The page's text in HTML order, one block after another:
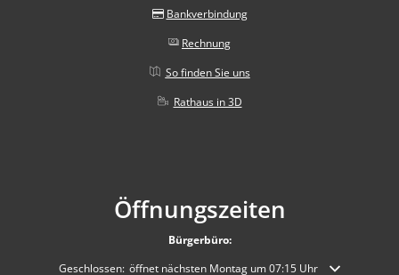
Bankverbindung
Rechnung
So finden Sie uns
Rathaus in 3D
Öffnungszeiten
Bürgerbüro:
Klicken, um weitere Öffnungs- oder Schließzeiten auszublenden
Geschlossen: öffnet nächsten Montag um 07:15 Uhr